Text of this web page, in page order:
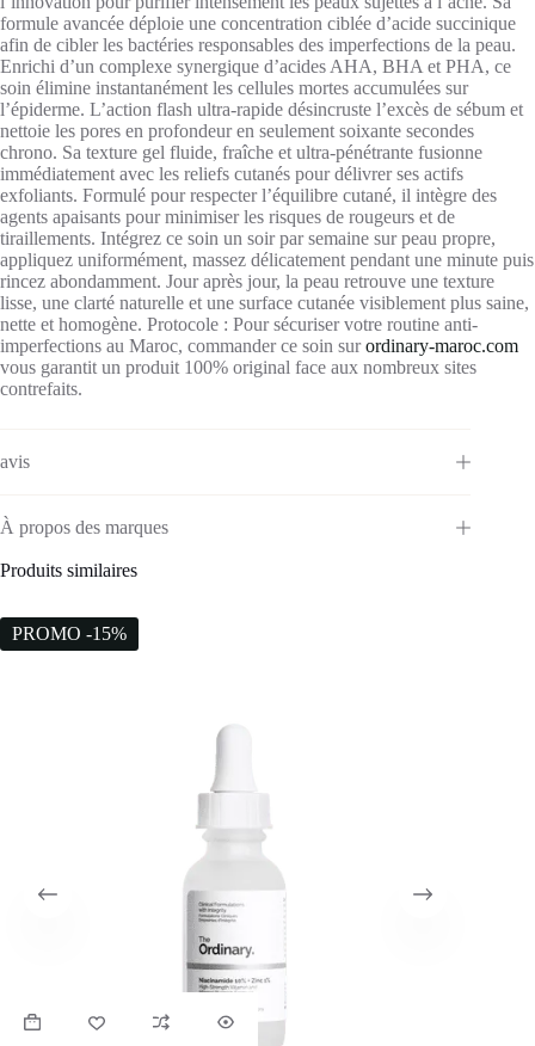
formule avancée déploie une concentration ciblée d’acide succinique
afin de cibler les bactéries responsables des imperfections de la peau.
Enrichi d’un complexe synergique d’acides AHA, BHA et PHA, ce
soin élimine instantanément les cellules mortes accumulées sur
l’épiderme. L’action flash ultra-rapide désincruste l’excès de sébum et
nettoie les pores en profondeur en seulement soixante secondes
chrono. Sa texture gel fluide, fraîche et ultra-pénétrante fusionne
immédiatement avec les reliefs cutanés pour délivrer ses actifs
exfoliants. Formulé pour respecter l’équilibre cutané, il intègre des
agents apaisants pour minimiser les risques de rougeurs et de
tiraillements. Intégrez ce soin un soir par semaine sur peau propre,
appliquez uniformément, massez délicatement pendant une minute puis
rincez abondamment. Jour après jour, la peau retrouve une texture
lisse, une clarté naturelle et une surface cutanée visiblement plus saine,
nette et homogène. Protocole : Pour sécuriser votre routine anti-
imperfections au Maroc, commander ce soin surordinary-maroc.com
vous garantit un produit 100% original face aux nombreux sites
contrefaits.
avis
À propos des marques
Produits similaires
PROMO -15%